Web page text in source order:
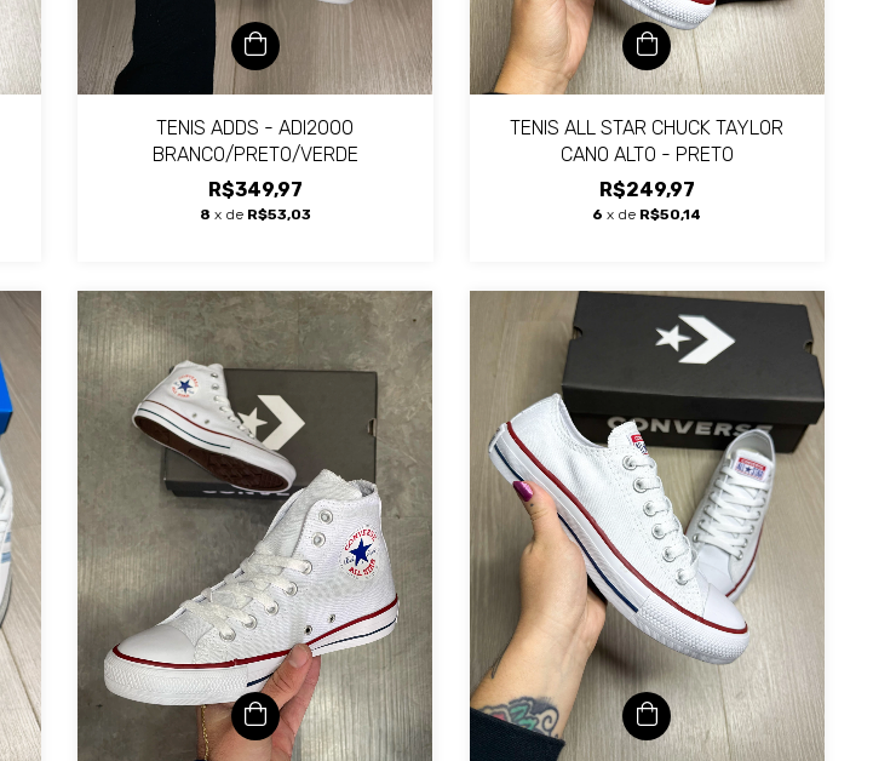
TENIS ADDS - ADI2000
BRANCO/PRETO/VERDE
R$349,97
8 x de R$53,03
TENIS ALL STAR CHUCK TAYLOR
CANO ALTO - PRETO
R$249,97
6 x de R$50,14